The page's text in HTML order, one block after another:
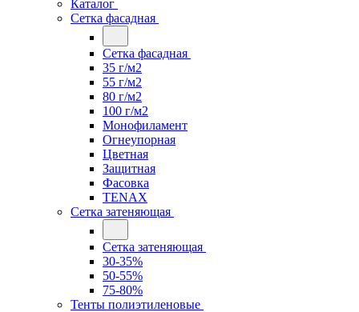
Каталог
Сетка фасадная
Сетка фасадная
35 г/м2
55 г/м2
80 г/м2
100 г/м2
Монофиламент
Огнеупорная
Цветная
Защитная
Фасовка
TENAX
Сетка затеняющая
Сетка затеняющая
30-35%
50-55%
75-80%
Тенты полиэтиленовые